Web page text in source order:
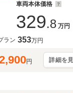
車両本体価格
329.8 万円
ラン 353万円
円 詳細を